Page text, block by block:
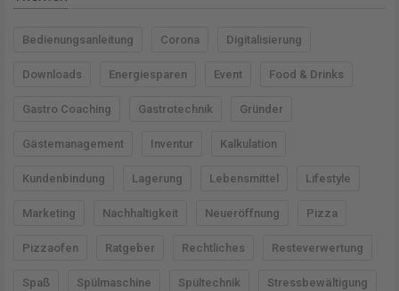
Bedienungsanleitung Corona Digitalisierung
Downloads Energiesparen Event Food & Drinks
Gastro Coaching Gastrotechnik Gründer
Gästemanagement Inventur Kalkulation
Kundenbindung Lagerung Lebensmittel Lifestyle
Marketing Nachhaltigkeit Neueröffnung Pizza
Pizzaofen Ratgeber Rechtliches Resteverwertung
Spaß Spülmaschine Spültechnik Stressbewältigung